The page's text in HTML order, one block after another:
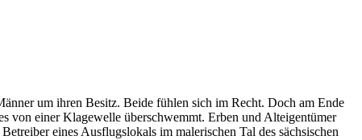
um ihren Besitz. Beide fühlen sich im Recht. Doch am Ende
von einer Klagewelle überschwemmt. Erben und Alteigentümer
eines Ausflugslokals im malerischen Tal des sächsischen